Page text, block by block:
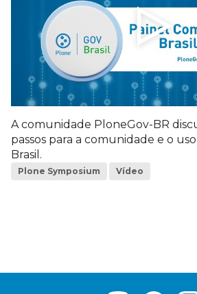
A comunidade PloneGov-BR
passos para a comunidade e o
Brasil.
Plone Symposium Vídeo